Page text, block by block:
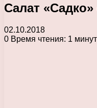
Салат «Садко»
02.10.2018
0 Время чтения: 1